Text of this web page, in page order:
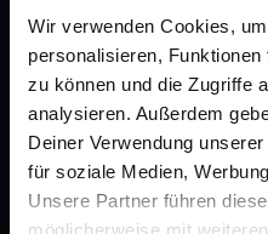
Wir verwenden Cookies,
personalisieren,
zu können und die Zugriffe
analysieren. Außerdem
Deiner Verwendung
für soziale Medien,
Unsere Partner führen
Über uns
Karriere